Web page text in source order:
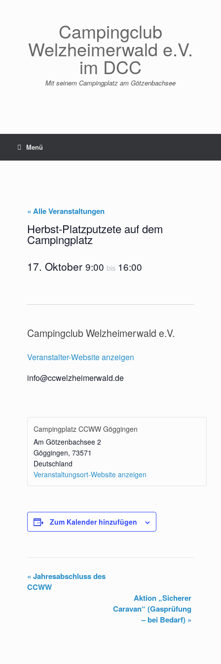
Campingclub
Welzheimerwald e.V.
im DCC
Mit seinem Campingplatz am Götzenbachsee
Menü
« Alle Veranstaltungen
Herbst-Platzputzete auf dem
Campingplatz
17. Oktober 9:00 bis 16:00
Campingclub Welzheimerwald e.V.
Veranstalter-Website anzeigen
info@ccwelzheimerwald.de
Campingplatz CCWW Göggingen
Am Götzenbachsee 2
Göggingen, 73571
Deutschland
Veranstaltungsort-Website anzeigen
Zum Kalender hinzufügen
V
« Jahresabschluss des
CCWW
Aktion „Sicherer
Caravan“ (Gasprüfung
– bei Bedarf) »